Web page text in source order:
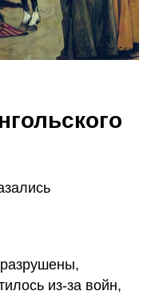
из-за войн,